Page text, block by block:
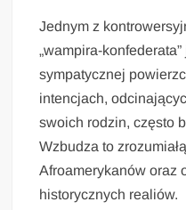
Jednym z
„wampira-
sympatycznej
intencjach,
swoich rodzin, często
Wzbudza to
Afroamerykanów oraz
historycznych realiów.